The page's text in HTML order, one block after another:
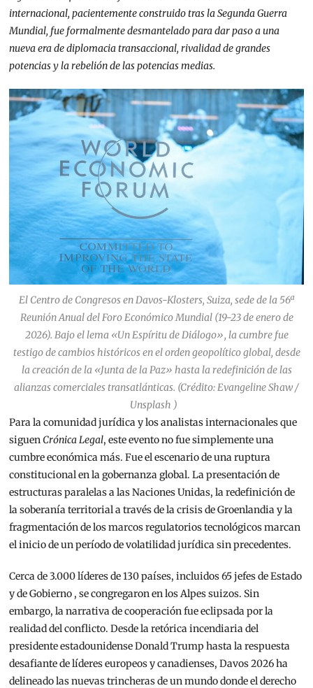
internacional, pacientemente construido tras la Segunda Guerra
Mundial, fue formalmente desmantelado para dar paso a una
nueva era de diplomacia transaccional, rivalidad de grandes
potencias y la rebelión de las potencias medias.
El Centro de Congresos en Davos-Klosters, Suiza, sede de la 56ª
Reunión Anual del Foro Económico Mundial (19-23 de enero de
2026). Bajo el lema «Un Espíritu de Diálogo», la cumbre fue
testigo de cambios históricos en el orden geopolítico global, desde
la creación de la «Junta de la Paz» hasta la redefinición de las
alianzas comerciales transatlánticas. (Crédito: Evangeline Shaw /
Unsplash )
Para la comunidad jurídica y los analistas internacionales que
siguenCrónica Legal, este evento no fue simplemente una
cumbre económica más. Fue el escenario de una ruptura
constitucional en la gobernanza global. La presentación de
estructuras paralelas a las Naciones Unidas, la redefinición de
la soberanía territorial a través de la crisis de Groenlandia y la
fragmentación de los marcos regulatorios tecnológicos marcan
el inicio de un período de volatilidad jurídica sin precedentes.
Cerca de 3.000 líderes de 130 países, incluidos 65 jefes de Estado
y de Gobierno , se congregaron en los Alpes suizos. Sin
embargo, la narrativa de cooperación fue eclipsada por la
realidad del conflicto. Desde la retórica incendiaria del
presidente estadounidense Donald Trump hasta la respuesta
desafiante de líderes europeos y canadienses, Davos 2026 ha
delineado las nuevas trincheras de un mundo donde el derecho